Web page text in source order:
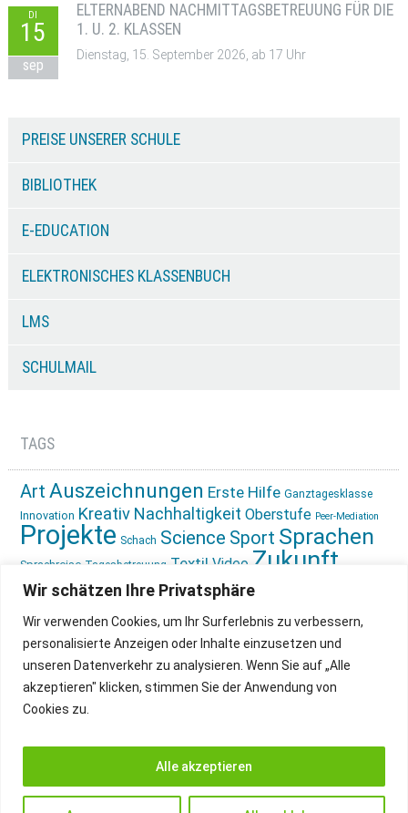
Wir schätzen Ihre Privatsphäre
Wir verwenden Cookies, um Ihr Surferlebnis zu verbessern,
personalisierte Anzeigen oder Inhalte einzusetzen und
unseren Datenverkehr zu analysieren. Wenn Sie auf „Alle
akzeptieren" klicken, stimmen Sie der Anwendung von
Cookies zu.
Alle akzeptieren
DI
15
sep
ELTERNABEND NACHMITTAGSBETREUUNG FÜR DIE
1. U. 2. KLASSEN
Dienstag, 15. September 2026, ab 17 Uhr
PREISE UNSERER SCHULE
BIBLIOTHEK
E-EDUCATION
ELEKTRONISCHES KLASSENBUCH
LMS
SCHULMAIL
TAGS
Art Auszeichnungen Erste Hilfe Ganztagesklasse
Innovation Kreativ Nachhaltigkeit Oberstufe Peer-Mediation
Projekte Schach Science Sport Sprachen
Sprachreise Tagesbetreuung Textil Video Zukunft
gestalten Ökologie
IMPRESSUM